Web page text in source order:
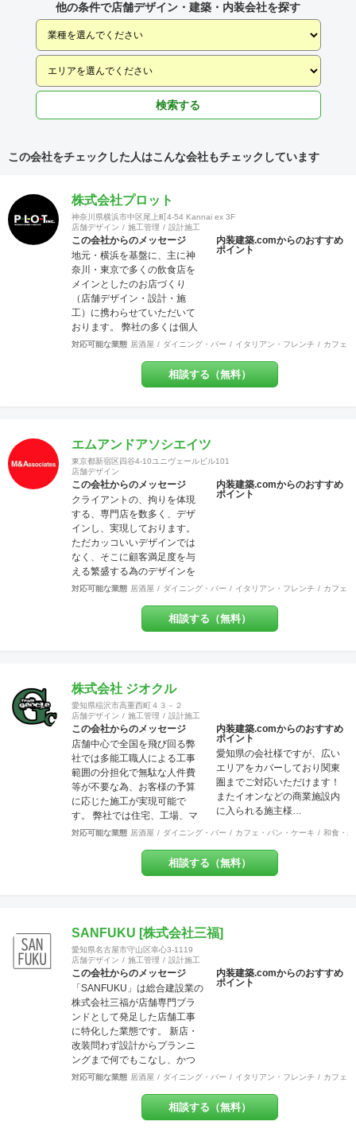
他の条件で店舗デザイン・建築・内装会社を探す
検索する
この会社をチェックした人はこんな会社もチェックしています
株式会社プロット
神奈川県横浜市中区尾上町4-54 Kannai ex 3F
店舗デザイン
施工管理 設計施工
この会社からのメッセージ
地元・横浜を基盤に、主に神
奈川・東京で多くの飲食店を
メインとしたのお店づくり
（店舗デザイン・設計・施
工）に携わらせていただいて
おります。 弊社の多くは個人
店や少数店舗展開のお客様な
る店づくり」をモットーにし
ています。 それはデザイン優
地元に愛されるお店」を一緒
に作りましょう！ということ
です。大抵のお店は近隣のリ
ピーターで売上が支えられて
いるのですから大事なポイン
トだと思いませんか？ また個
人事業主にとって内装工事費
が大変な負担だということは
重々承知しております。コス
ト面でも最大限のご協力を
日々心がけております。ご気
いお料理・最高のサービス・
素敵な品揃えに自信あり！そ
を、私たちにお手伝いさせて
ください。
内装建築.comからのおすすめ
ポイント
対応可能な業態 居酒屋 ダイニング・バー イタリアン・フレンチ カフェ
相談する（無料）
エムアンドアソシエイツ
東京都新宿区四谷4-10ユニヴェールビル101
店舗デザイン
この会社からのメッセージ
クライアントの、拘りを体現
する、専門店を数多く、デザ
インし、実現しております。
ただカッコいいデザインでは
なく、そこに顧客満足度を与
える繁盛する為のデザインを
心掛けています。 クライアン
ョンを計りながら、ワクワ
ク、ドキドキする、デザイ
内装建築.comからのおすすめ
ポイント
対応可能な業態 居酒屋 ダイニング・バー イタリアン・フレンチ カフェ
相談する（無料）
株式会社 ジオクル
愛知県稲沢市高重西町４３－２
店舗デザイン
施工管理 設計施工
この会社からのメッセージ
店舗中心で全国を飛び回る弊
社では多能工職人による工事
範囲の分担化で無駄な人件費
等が不要な為、お客様の予算
に応じた施工が実現可能で
す。 弊社では住宅、工場、マ
ンション、店舗に渡り様々な
提案力があります。 これまで
には200万〜700万程の開きで
（tenperhide31@icloud.com）
からも承ります。 その他：道
具商 愛知県公安委員会許
可 第542642304700号
内装建築.comからのおすすめ
ポイント
愛知県の会社様ですが、広い
エリアをカバーしており関東
圏までご対応いただけます！
またイオンなどの商業施設内
に入られる施主様…
対応可能な業態 居酒屋 ダイニング・バー カフェ・パン・ケーキ 和食・
相談する（無料）
SANFUKU [株式会社三福]
愛知県名古屋市守山区幸心3-1119
店舗デザイン
施工管理 設計施工
この会社からのメッセージ
「SANFUKU」は総合建設業の
株式会社三福が店舗専門ブラ
ンドとして発足した店舗工事
に特化した業態です。 新店・
改装問わず設計からプランニ
ングまで何でもこなし、かつ
リーズナブルに、お客様のご
ます。 また内装・外装・外構
などすべての分野でその道の
内装建築.comからのおすすめ
ポイント
対応可能な業態 居酒屋 ダイニング・バー イタリアン・フレンチ カフェ
相談する（無料）